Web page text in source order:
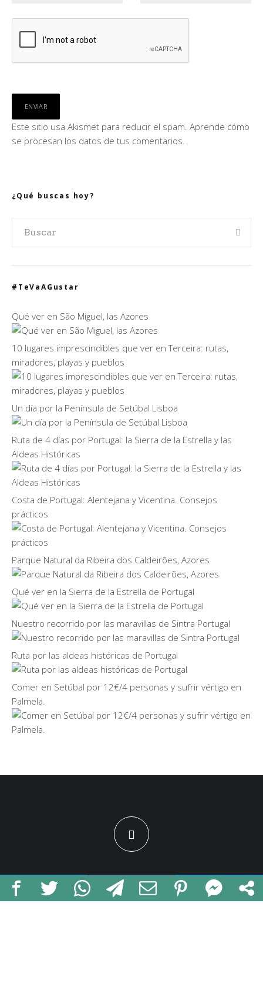
Este sitio usa Akismet para reducir el spam. Aprende cómo
se procesan los datos de tus comentarios.
¿Qué buscas hoy?
#TeVaAGustar
Qué ver en São Miguel, las Azores
10 lugares imprescindibles que ver en Terceira: rutas,
miradores, playas y pueblos
Un día por la Península de Setúbal Lisboa
Ruta de 4 días por Portugal: la Sierra de la Estrella y las
Aldeas Históricas
Costa de Portugal: Alentejana y Vicentina. Consejos
prácticos
Parque Natural da Ribeira dos Caldeirões, Azores
Qué ver en la Sierra de la Estrella de Portugal
Nuestro recorrido por las maravillas de Sintra Portugal
Ruta por las aldeas históricas de Portugal
Comer en Setúbal por 12€/4 personas y sufrir vértigo en
Palmela.